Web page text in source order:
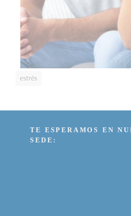
estrés
TE ESPERAMOS EN
SEDE: